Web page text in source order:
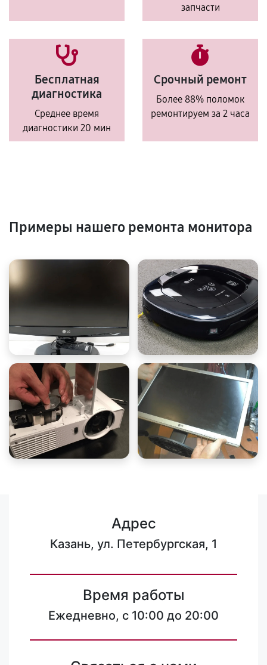
запчасти
Бесплатная
диагностика
Среднее время
диагностики 20 мин
Срочный ремонт
Более 88% поломок
ремонтируем за 2 часа
Примеры нашего ремонта монитора
Адрес
Казань, ул. Петербургская, 1
Время работы
Ежедневно, с 10:00 до 20:00